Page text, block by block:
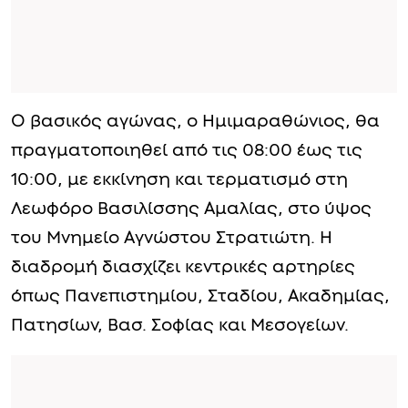
Ο βασικός αγώνας, ο Ημιμαραθώνιος, θα
πραγματοποιηθεί από τις 08:00 έως τις
10:00, με εκκίνηση και τερματισμό στη